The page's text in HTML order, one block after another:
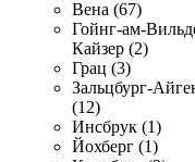
Вена (67)
Гойнг-ам-
Кайзер (2)
Грац (3)
Зальцбург-
(12)
Инсбрук (1)
Йохберг (1)